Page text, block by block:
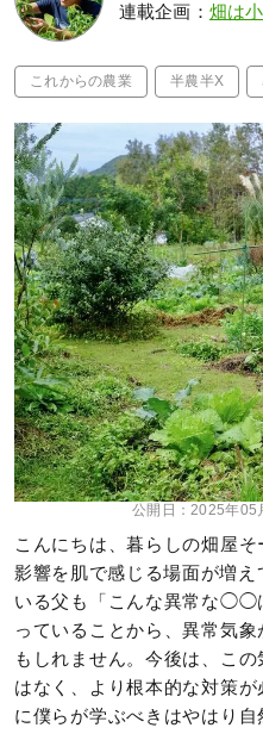
連載企画： 畑は
これからの農業 半農半X
公開日：2025年05
こんにちは、暮らしの畑屋
影響を肌で感じる場面が増
いる父も「こんな異常な◯◯
っていることから、異常気
もしれません。今後は、こ
はなく、より根本的な対策
に僕らが学ぶべきはやはり